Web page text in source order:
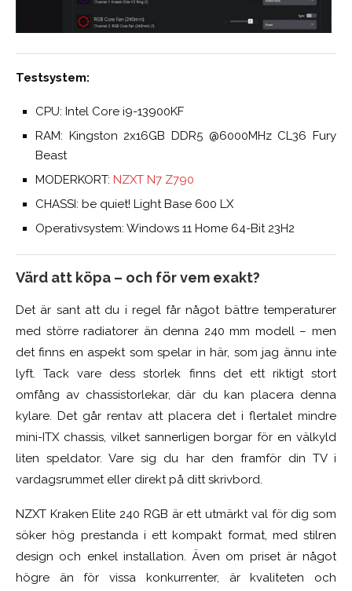
Testsystem:
CPU: Intel Core i9-13900KF
RAM: Kingston 2x16GB DDR5 @6000MHz CL36 Fury
Beast
MODERKORT: NZXT N7 Z790
CHASSI: be quiet! Light Base 600 LX
Operativsystem: Windows 11 Home 64-Bit 23H2
Värd att köpa – och för vem exakt?
Det är sant att du i regel får något bättre temperaturer
med större radiatorer än denna 240 mm modell – men
det finns en aspekt som spelar in här, som jag ännu inte
lyft. Tack vare dess storlek finns det ett riktigt stort
omfång av chassistorlekar, där du kan placera denna
kylare. Det går rentav att placera det i flertalet mindre
mini-ITX chassis, vilket sannerligen borgar för en välkyld
liten speldator. Vare sig du har den framför din TV i
vardagsrummet eller direkt på ditt skrivbord.
NZXT Kraken Elite 240 RGB är ett utmärkt val för dig som
söker hög prestanda i ett kompakt format, med stilren
design och enkel installation. Även om priset är något
högre än för vissa konkurrenter, är kvaliteten och